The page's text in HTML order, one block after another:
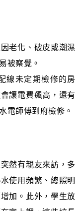
老化、破皮或潮濕
被察覺。
線未定期檢修的房
讓電費飆高，還有
電師傅到府檢修。
然有親友來訪，多
使用頻繁、總照明
加。此外，學生放